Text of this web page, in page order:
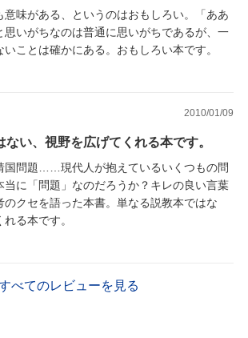
意味がある、というのはおもしろい。「ああ
思いがちなのは普通に思いがちであるが、一
ことは確かにある。おもしろい本です。
2010/01/09
い、視野を広げてくれる本です。
国問題……現代人が抱えているいくつもの問
当に「問題」なのだろうか？キレの良い言葉
のクセを語った本書。単なる説教本ではな
る本です。
べてのレビューを見る